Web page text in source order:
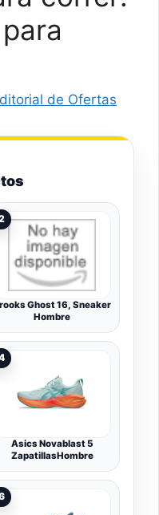
de Ofertas
Ghost 16, Sneaker
Hombre
Asics Novablast 5
ZapatillasHombre